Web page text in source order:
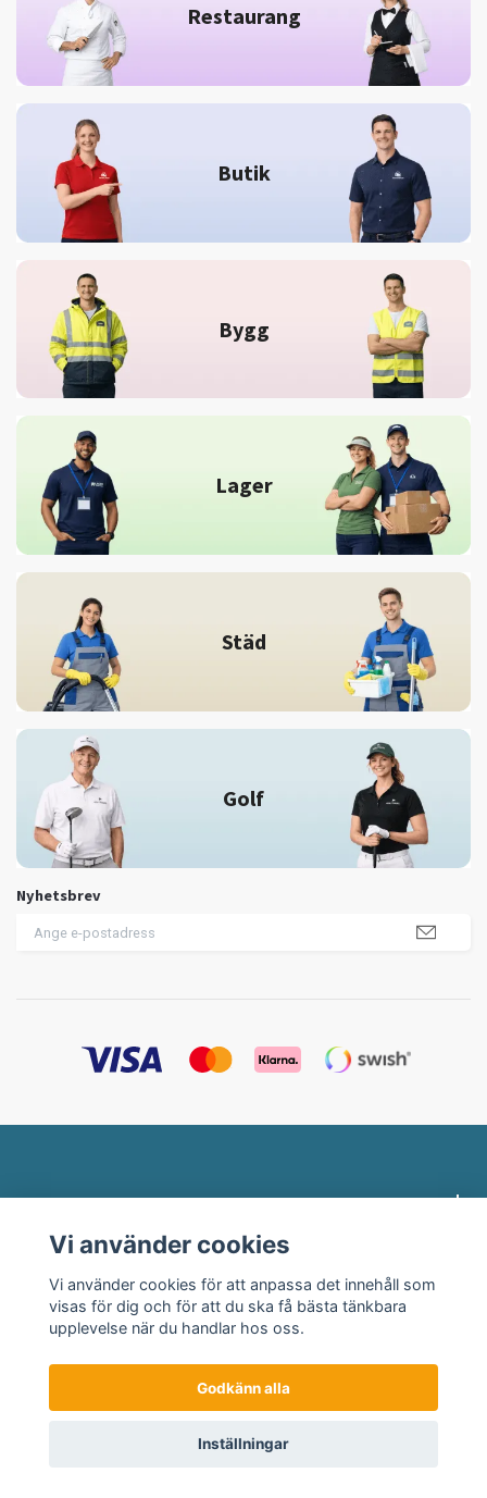
Restaurang
Butik
Bygg
Lager
Städ
Golf
Nyhetsbrev
Länkar
© 2026 Profilklädesbutiken
Vi använder cookies
Vi använder cookies för att anpassa det innehåll som
visas för dig och för att du ska få bästa tänkbara
upplevelse när du handlar hos oss.
Godkänn alla
Inställningar